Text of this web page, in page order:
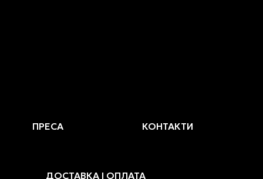
ПРЕСА КОНТАКТИ
ДОСТАВКА І ОПЛАТА